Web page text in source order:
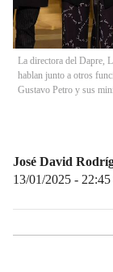
La directora del Dapre,
hablan junto a otros
Gustavo Petro y sus
José David
13/01/2025 - 22:45